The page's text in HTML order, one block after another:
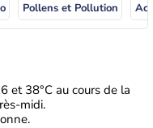
Pollens et Pollution
et 38°C au cours de la
midi.